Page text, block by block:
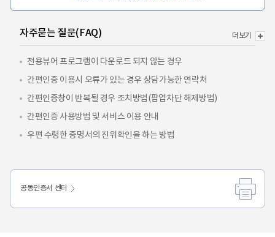
자주묻는질문(FAQ)
전용뷰어프로그램이다운로드되지않는경우
간편인증이용시오류가있는경우상담가능한연락처
간편인증창이반복될경우조치방법(팝업차단해제방법)
간편인증사용방법및서비스이용안내
우편수령한증명서의진위확인을하는방법
더보기
공동인증서센터